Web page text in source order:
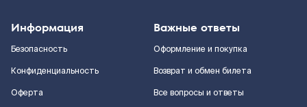
Информация
Безопасность
Конфиденциальность
Оферта
Важные ответы
Оформление и покупка
Возврат и обмен билета
Все вопросы и ответы